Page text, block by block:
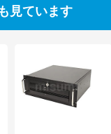
見ています